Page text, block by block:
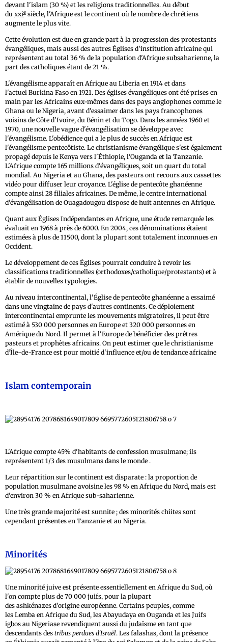
devant l'islam (30 %) et les religions traditionnelles. Au début
du xxie siècle, l'Afrique est le continent où le nombre de chrétiens
augmente le plus vite.
Cette évolution est due en grande part à la progression des protestants
évangéliques, mais aussi des autres Églises d'institution africaine qui
représentent au total 36 % de la population d'Afrique subsaharienne, la
part des catholiques étant de 21 %.
L'évangélisme apparaît en Afrique au Liberia en 1914 et dans
l'actuel Burkina Faso en 1921. Des églises évangéliques ont été prises en
main par les Africains eux-mêmes dans des pays anglophones comme le
Ghana ou le Nigeria, avant d'essaimer dans les pays francophones
voisins de Côte d'Ivoire, du Bénin et du Togo. Dans les années 1960 et
1970, une nouvelle vague d'évangélisation se développe avec
l'évangélisme. L'obédience qui a le plus de succès en Afrique est
l'évangélisme pentecôtiste. Le christianisme évangélique s'est également
propagé depuis le Kenya vers l'Éthiopie, l'Ouganda et la Tanzanie.
L'Afrique compte 165 millions d'évangéliques, soit un quart du total
mondial. Au Nigeria et au Ghana, des pasteurs ont recours aux cassettes
vidéo pour diffuser leur croyance. L'église de pentecôte ghanéenne
compte ainsi 28 filiales africaines. De même, le centre international
d'évangélisation de Ouagadougou dispose de huit antennes en Afrique.
Quant aux Églises Indépendantes en Afrique, une étude remarquée les
évaluait en 1968 à près de 6000. En 2004, ces dénominations étaient
estimées à plus de 11500, dont la plupart sont totalement inconnues en
Occident.
Le développement de ces Églises pourrait conduire à revoir les
classifications traditionnelles (orthodoxes/catholique/protestants) et à
établir de nouvelles typologies.
Au niveau intercontinental, l'Église de pentecôte ghanéenne a essaimé
dans une vingtaine de pays d'autres continents. Ce déploiement
intercontinental emprunte les mouvements migratoires, il peut être
estimé à 530 000 personnes en Europe et 320 000 personnes en
Amérique du Nord. Il permet à l'Europe de bénéficier des prêtres
pasteurs et prophètes africains. On peut estimer que le christianisme
d’Île-de-France est pour moitié d'influence et/ou de tendance africaine
Islam contemporain
L'Afrique compte 45% d'habitants de confession musulmane; ils
représentent 1/3 des musulmans dans le monde .
Leur répartition sur le continent est disparate : la proportion de
population musulmane avoisine les 98 % en Afrique du Nord, mais est
d'environ 30 % en Afrique sub-saharienne.
Une très grande majorité est sunnite ; des minorités chiites sont
cependant présentes en Tanzanie et au Nigeria.
Minorités
Une minorité juive est présente essentiellement en Afrique du Sud, où
l'on compte plus de 70 000 juifs, pour la plupart
des ashkénazes d'origine européenne. Certains peuples, comme
les Lemba en Afrique du Sud, les Abayudaya en Ouganda et les Juifs
igbos au Nigeriase revendiquent aussi du judaïsme en tant que
descendants des tribus perdues d'Israël. Les falashas, dont la présence